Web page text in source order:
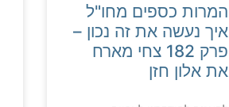
המרות כספים מחו"ל
איך נעשה את זה נכון –
פרק 182 צחי מארח
את אלון חזן